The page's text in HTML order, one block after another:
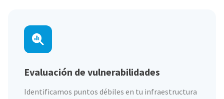
Evaluación de vulnerabilidades
Identificamos puntos débiles en tu infraestructura